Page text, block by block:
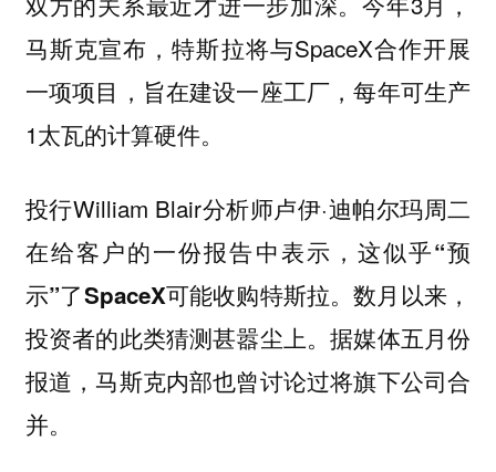
马斯克宣布，特斯拉将与SpaceX合作开展
一项项目，旨在建设一座工厂，每年可生产
1太瓦的计算硬件。
投行William Blair分析师卢伊·迪帕尔玛周二
在给客户的一份报告中表示， 这似乎“预
示”了SpaceX可能收购特斯拉。数月以来，
投资者的此类猜测甚嚣尘上。据媒体五月份
报道，马斯克内部也曾讨论过将旗下公司合
并。